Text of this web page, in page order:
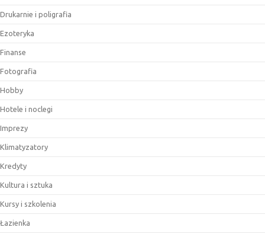
Drukarnie i poligrafia
Ezoteryka
Finanse
Fotografia
Hobby
Hotele i noclegi
Imprezy
Klimatyzatory
Kredyty
Kultura i sztuka
Kursy i szkolenia
Łazienka